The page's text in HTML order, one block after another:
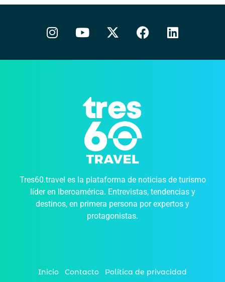
Tres60.travel es la plataforma de noticias de turismo
líder en Iberoamérica. Entrevistas, tendencias y
destinos, en primera persona por expertos y
protagonistas.
Inicio Contacto Política de privacidad